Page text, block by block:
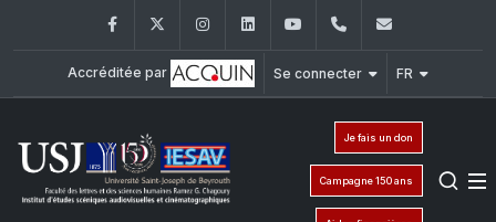
FacebookTwitter InstagramLinkedInYouTube+961 (1) 421 530
Accréditée par Se connecter FR
Je fais un don
Campagne 150 ans